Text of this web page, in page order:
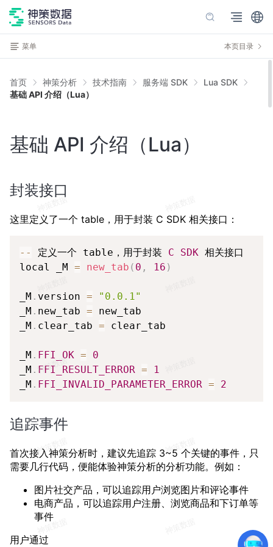
菜单 本页目录
首页 神策分析 技术指南 服务端 SDK
Lua SDK
基础 API 介绍（Lua）
基础 API 介绍（Lua）
封装接口
这里定义了一个 table，用于封装 C SDK 相关接口：
-- 定义一个 table，用于封装 C SDK 相关接口
local _M = new_tab ( 0 , 16 )
_M . version =
"0.0.1"
_M . new_tab = new_tab
_M . clear_tab = clear_tab
_M . FFI_OK =
0
_M . FFI_RESULT_ERROR =
1
_M . FFI_INVALID_PARAMETER_ERROR = 2
Copy
追踪事件
首次接入神策分析时，建议先追踪 3~5 个关键的事件，只
需要几行代码，便能体验神策分析的分析功能。例如：
图片社交产品，可以追踪用户浏览图片和评论事件
电商产品，可以追踪用户注册、浏览商品和下订单等
事件
用户通过